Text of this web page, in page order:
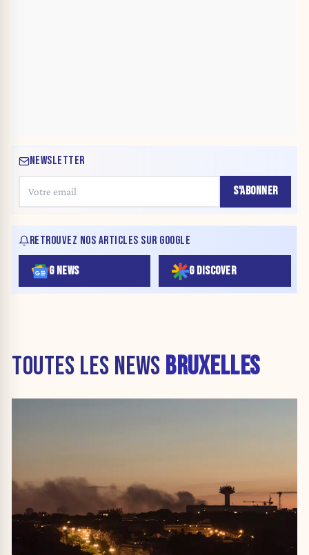
NEWSLETTER
S'ABONNER
RETROUVEZ NOS ARTICLES SUR GOOGLE
G NEWS G DISCOVER
TOUTES LES NEWS BRUXELLES